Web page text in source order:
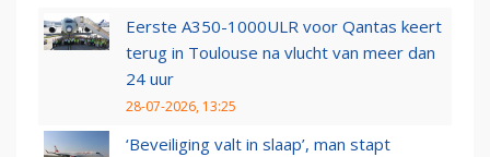
Eerste A350-1000ULR voor Qantas keert
terug in Toulouse na vlucht van meer dan
24 uur
28-07-2026, 13:25
‘Beveiliging valt in slaap’, man stapt